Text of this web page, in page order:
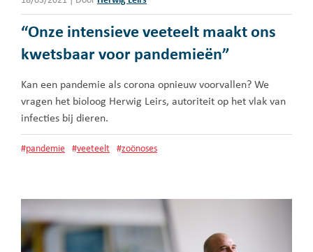
“Onze intensieve veeteelt maakt ons
kwetsbaar voor pandemieën”
Kan een pandemie als corona opnieuw voorvallen? We
vragen het bioloog Herwig Leirs, autoriteit op het vlak van
infecties bij dieren.
#pandemie #veeteelt #zoönoses